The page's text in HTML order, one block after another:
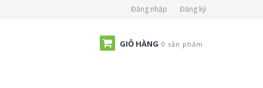
Đăng nhập Đăng ký
GIỎ HÀNG 0 sản phẩm